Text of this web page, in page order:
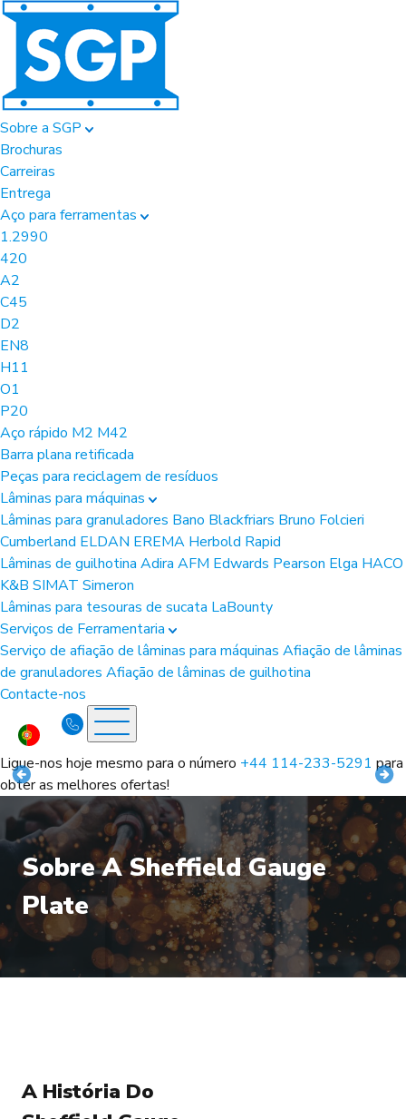
Sobre a SGP
Brochuras
Carreiras
Entrega
Aço para ferramentas
1.2990
420
A2
C45
D2
EN8
H11
O1
P20
Aço rápido M2 M42
Barra plana retificada
Peças para reciclagem de resíduos
Lâminas para máquinas
Lâminas para granuladores Bano Blackfriars Bruno Folcieri
Cumberland ELDAN EREMA Herbold Rapid
Lâminas de guilhotina Adira AFM Edwards Pearson Elga HACO
K&B SIMAT Simeron
Lâminas para tesouras de sucata LaBounty
Serviços de Ferramentaria
Serviço de afiação de lâminas para máquinas Afiação de lâminas
de granuladores Afiação de lâminas de guilhotina
Contacte-nos
Ligue-nos hoje mesmo para o número +44 114-233-5291 para
obter as melhores ofertas!
Sobre A Sheffield Gauge
Plate
A História Do